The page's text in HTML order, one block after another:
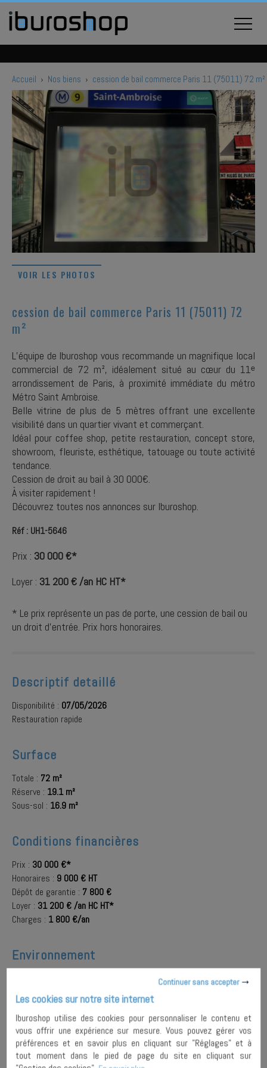
Accueil › Nos biens › cession de bail commerce Paris 11 (75011) 72 m²
VOIR LES PHOTOS
cession de bail commerce Paris 11 (75011) 72
m²
L’équipe de Iburoshop vous recommande un magnifique local
commercial de 72 m², idéalement situé au cœur du 11ᵉ
arrondissement de Paris, à proximité immédiate du métro
Métro Saint Ambroise.
Belle vitrine de plus de 5 mètres offrant une excellente
visibilité dans un quartier vivant et commerçant.
Idéal pour coffee shop, petite restauration, concept store,
showroom, fleuriste, esthétique, tatouage ou toute activité
tendance.
Cession de droit au bail à 30 000€.
À visiter rapidement !
Découvrez toutes nos annonces sur Iburoshop.
Réf : UH1-5646
Prix : 30 000 €*
Loyer : 31 200 € /an HC HT*
* Le prix représente un pas de porte, une cession de bail ou
un droit d'entrée. Prix hors honoraires.
Descriptif detaillé
Disponibilité : 07/05/2026
Restauration rapide
Surface
Totale : 72 m²
Réserve : 19.1 m²
Sous-sol : 16.9 m²
Conditions financières
Prix : 30 000 €*
Honoraires : 9 000 € HT
Dépôt de garantie : 7 800 €
Loyer : 31 200 € /an HC HT*
Charges : 1 800 €/an
Environnement
Quartier : METRO SAINT AMBROISE
A proximité :Bus,Métro Rue commerçante
AJOUTER À
MA ENVOYER À
Continuer sans accepter
Les cookies sur notre site internet
Iburoshop utilise des cookies pour personnaliser le contenu et
vous offrir une expérience sur mesure. Vous pouvez gérer vos
préférences et en savoir plus en cliquant sur "Réglages" et à
tout moment dans le pied de page du site en cliquant sur